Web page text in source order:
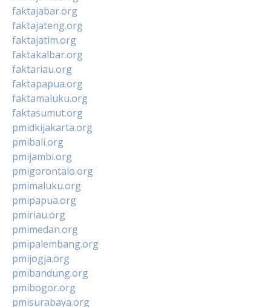
faktajabar.org
faktajateng.org
faktajatim.org
faktakalbar.org
faktariau.org
faktapapua.org
faktamaluku.org
faktasumut.org
pmidkijakarta.org
pmibali.org
pmijambi.org
pmigorontalo.org
pmimaluku.org
pmipapua.org
pmiriau.org
pmimedan.org
pmipalembang.org
pmijogja.org
pmibandung.org
pmibogor.org
pmisurabaya.org